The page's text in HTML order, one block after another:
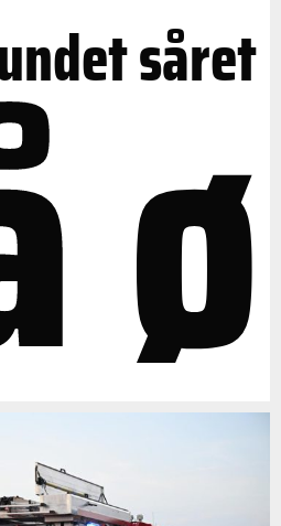
såret
ø